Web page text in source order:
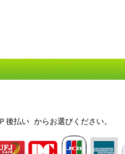
後払い からお選びください。